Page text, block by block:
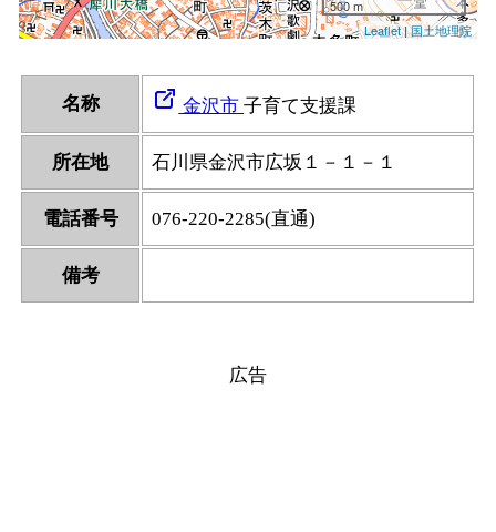
名称 金沢市子育て支援課
所在地 石川県金沢市広坂１－１－１
電話番号 076-220-2285(直通)
備考